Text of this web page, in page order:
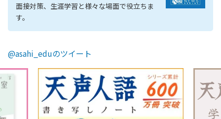
面接対策、生涯学習と様々な場面で役立ちま
す。
@asahi_eduのツイート